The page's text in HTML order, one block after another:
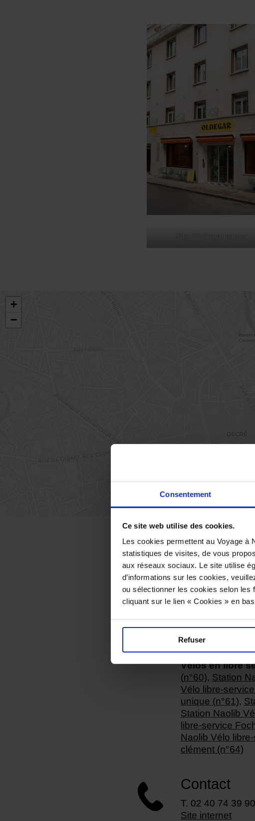
Consentement
Ce site web utilise des cookies.
Les cookies permettent au Voyage à
statistiques de visites, de vous
aux réseaux sociaux. Le site utilise
d’informations sur les cookies,
ou sélectionner les cookies selon les
cliquant sur le lien « Cookies » en
Refuser
Hôtel *** Oldegar Nantes
Accès
11 rue de
Parkings à
Vélos en libre
(n°60), Station
Vélo libre-
unique (n°61),
Station Naolib
libre-service
Naolib Vélo
clément (n°64)
Contact
T. 02 40 74 39 90
Site internet